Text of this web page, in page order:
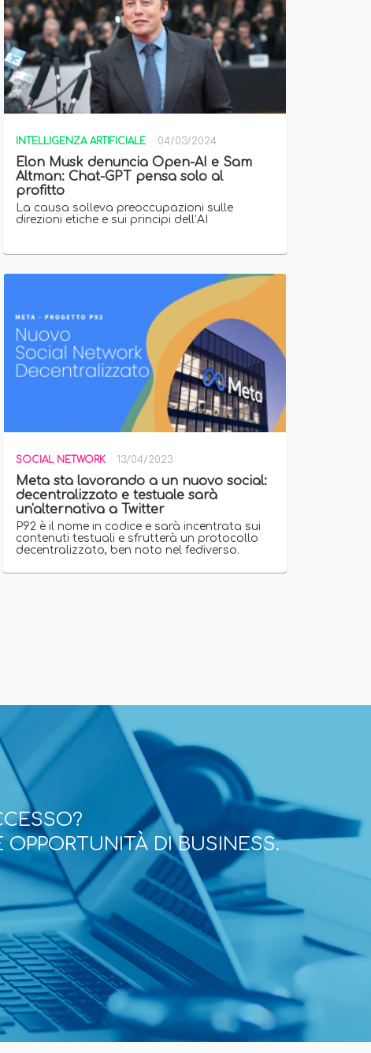
INTELLIGENZA ARTIFICIALE 04/03/2024
Elon Musk denuncia Open-AI e Sam
Altman: Chat-GPT pensa solo al
profitto
La causa solleva preoccupazioni sulle
direzioni etiche e sui principi dell’AI
SOCIAL NETWORK 13/04/2023
Meta sta lavorando a un nuovo social:
decentralizzato e testuale sarà
un'alternativa a Twitter
P92 è il nome in codice e sarà incentrata sui
contenuti testuali e sfrutterà un protocollo
decentralizzato, ben noto nel fediverso.
DI BUSINESS.